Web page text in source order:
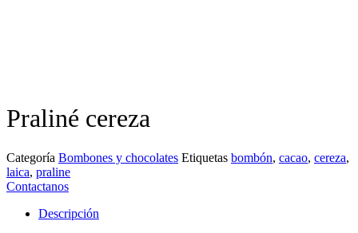
Praliné cereza
Categoría Bombones y chocolates Etiquetas bombón, cacao, cereza,
laica, praline
Contactanos
Descripción